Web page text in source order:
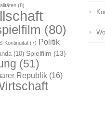
(8)
(80)
Kontinuität (7) Politik
(10) Spielfilm (13)
(51)
Republik (16)